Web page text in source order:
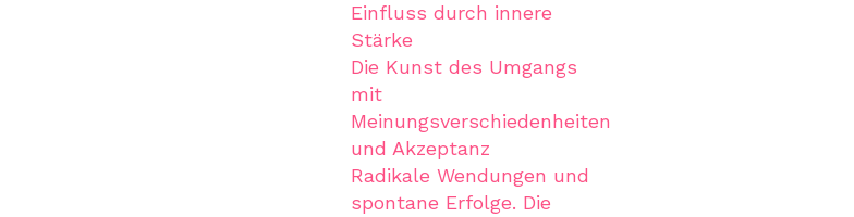
Einfluss durch innere
Stärke
Die Kunst des Umgangs
mit
Meinungsverschiedenheiten
und Akzeptanz
Radikale Wendungen und
spontane Erfolge. Die